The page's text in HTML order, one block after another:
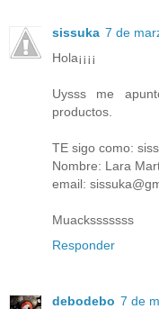
sissuka 7 de
Hola¡¡¡¡
Uysss me
productos.
TE sigo como:
Nombre: Lara
email:
Muacksssssss
Responder
debodebo 7 de